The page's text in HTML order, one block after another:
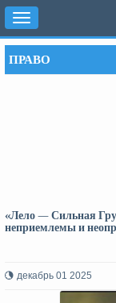
Toggle
navigation
ПРАВО
«Лело — Сильная
неприемлемы и
декабрь 01 2025